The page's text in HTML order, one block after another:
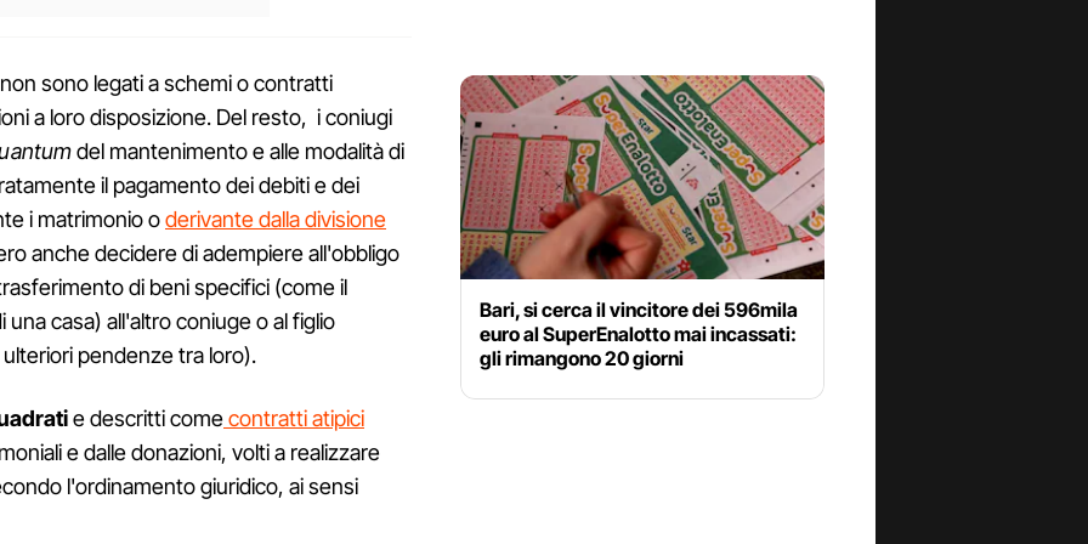
sono legati a schemi o contratti
a loro disposizione. Del resto, i coniugi
del mantenimento e alle modalità di
il pagamento dei debiti e dei
i matrimonio oderivante dalla divisione
anche decidere di adempiere all'obbligo
di beni specifici (come il
casa) all'altro coniuge o al figlio
pendenze tra loro).
e descritti comecontratti atipici
e dalle donazioni, volti a realizzare
l'ordinamento giuridico, ai sensi
Bari, si cerca il vincitore dei 596mila
euro al SuperEnalotto mai incassati:
gli rimangono 20 giorni